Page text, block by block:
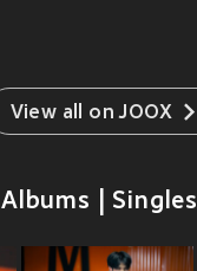
View all on JOOX
Albums | Singles